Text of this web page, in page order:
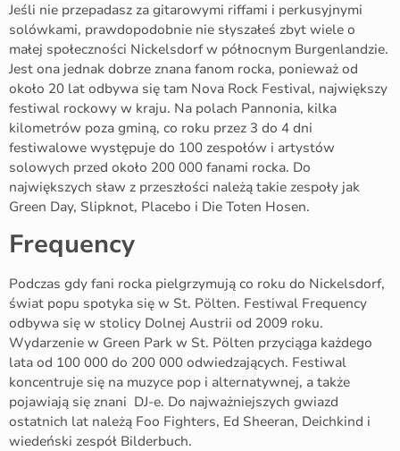
Jeśli nie przepadasz za gitarowymi riffami i perkusyjnymi
solówkami, prawdopodobnie nie słyszałeś zbyt wiele o
małej społeczności Nickelsdorf w północnym Burgenlandzie.
Jest ona jednak dobrze znana fanom rocka, ponieważ od
około 20 lat odbywa się tam Nova Rock Festival, największy
festiwal rockowy w kraju. Na polach Pannonia, kilka
kilometrów poza gminą, co roku przez 3 do 4 dni
festiwalowe występuje do 100 zespołów i artystów
solowych przed około 200 000 fanami rocka. Do
największych sław z przeszłości należą takie zespoły jak
Green Day, Slipknot, Placebo i Die Toten Hosen.
Frequency
Podczas gdy fani rocka pielgrzymują co roku do Nickelsdorf,
świat popu spotyka się w St. Pölten. Festiwal Frequency
odbywa się w stolicy Dolnej Austrii od 2009 roku.
Wydarzenie w Green Park w St. Pölten przyciąga każdego
lata od 100 000 do 200 000 odwiedzających. Festiwal
koncentruje się na muzyce pop i alternatywnej, a także
pojawiają się znani DJ-e. Do najważniejszych gwiazd
ostatnich lat należą Foo Fighters, Ed Sheeran, Deichkind i
wiedeński zespół Bilderbuch.